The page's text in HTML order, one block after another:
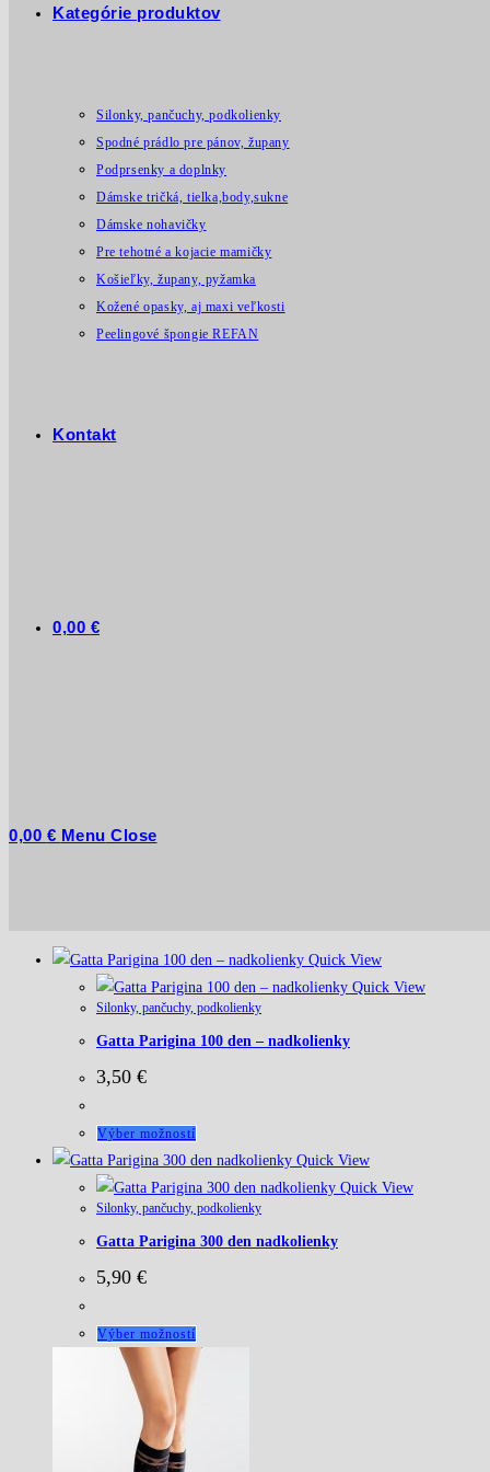
Kategórie produktov
Silonky, pančuchy, podkolienky
Spodné prádlo pre pánov, župany
Podprsenky a doplnky
Dámske tričká, tielka,body,sukne
Dámske nohavičky
Pre tehotné a kojacie mamičky
Košieľky, župany, pyžamka
Kožené opasky, aj maxi veľkosti
Peelingové špongie REFAN
Kontakt
0,00 €
0,00 € Menu Close
Quick View
Quick View
Silonky, pančuchy, podkolienky
Gatta Parigina 100 den – nadkolienky
3,50 €
Výber možností
produkt
má
viacero
variantov.
môžete
vybrať
Quick View
Quick View
Silonky, pančuchy, podkolienky
Gatta Parigina 300 den nadkolienky
5,90 €
Výber možností
produkt